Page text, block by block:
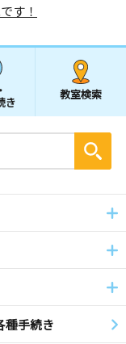
す！
き
教室検索
種手続き